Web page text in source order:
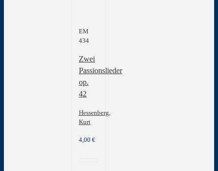
EM
434
Zwei
Passionslieder
op.
42
Hessenberg,
Kurt
4,00 €